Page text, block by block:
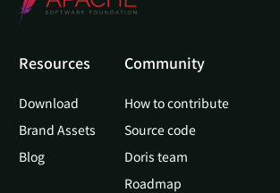
Resources
Download
Brand Assets
Blog
Community
How to contribute
Source code
Doris team
Roadmap